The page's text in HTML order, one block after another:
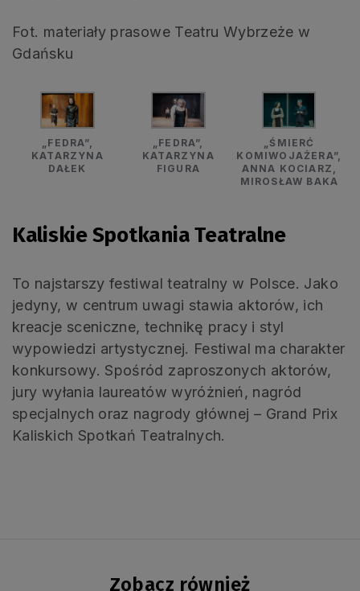
Fot. materiały prasowe Teatru Wybrzeże w
Gdańsku
„FEDRA”,
KATARZYNA
DAŁEK
„FEDRA”,
KATARZYNA
FIGURA
„ŚMIERĆ
KOMIWOJAŻERA”,
ANNA KOCIARZ,
MIROSŁAW BAKA
Kaliskie Spotkania Teatralne
To najstarszy festiwal teatralny w Polsce. Jako
jedyny, w centrum uwagi stawia aktorów, ich
kreacje sceniczne, technikę pracy i styl
wypowiedzi artystycznej. Festiwal ma charakter
konkursowy. Spośród zaproszonych aktorów,
jury wyłania laureatów wyróżnień, nagród
specjalnych oraz nagrody głównej – Grand Prix
Kaliskich Spotkań Teatralnych.
Zobacz również